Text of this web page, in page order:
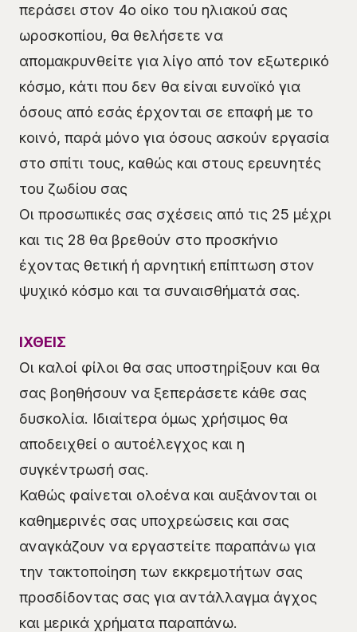
περάσει στον 4ο οίκο του ηλιακού σας
ωροσκοπίου, θα θελήσετε να
απομακρυνθείτε για λίγο από τον εξωτερικό
κόσμο, κάτι που δεν θα είναι ευνοϊκό για
όσους από εσάς έρχονται σε επαφή με το
κοινό, παρά μόνο για όσους ασκούν εργασία
στο σπίτι τους, καθώς και στους ερευνητές
του ζωδίου σας
Οι προσωπικές σας σχέσεις από τις 25 μέχρι
και τις 28 θα βρεθούν στο προσκήνιο
έχοντας θετική ή αρνητική επίπτωση στον
ψυχικό κόσμο και τα συναισθήματά σας.
ΙΧΘΕΙΣ
Οι καλοί φίλοι θα σας υποστηρίξουν και θα
σας βοηθήσουν να ξεπεράσετε κάθε σας
δυσκολία. Ιδιαίτερα όμως χρήσιμος θα
αποδειχθεί ο αυτοέλεγχος και η
συγκέντρωσή σας.
Καθώς φαίνεται ολοένα και αυξάνονται οι
καθημερινές σας υποχρεώσεις και σας
αναγκάζουν να εργαστείτε παραπάνω για
την τακτοποίηση των εκκρεμοτήτων σας
προσδίδοντας σας για αντάλλαγμα άγχος
και μερικά χρήματα παραπάνω.